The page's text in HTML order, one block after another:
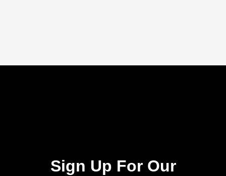
Sign Up For Our